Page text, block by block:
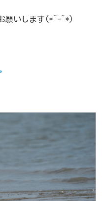
願いします(*^-^*)